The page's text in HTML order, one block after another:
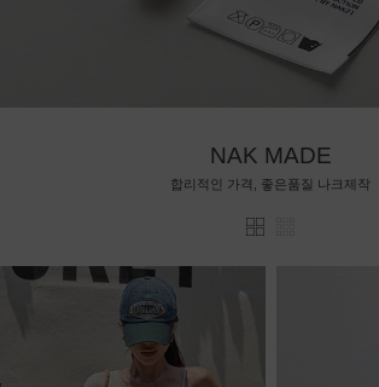
NAK MADE
합리적인 가격, 좋은품질 나크제작